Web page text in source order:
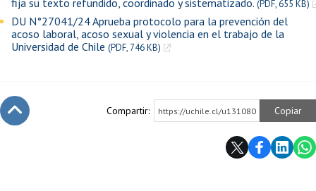
fija su texto refundido, coordinado y sistematizado. (PDF, 655 KB)
DU N°27041/24 Aprueba protocolo para la prevención del
acoso laboral, acoso sexual y violencia en el trabajo de la
Universidad de Chile (PDF, 746 KB)
Compartir: https://uchile.cl/u131080 Copiar